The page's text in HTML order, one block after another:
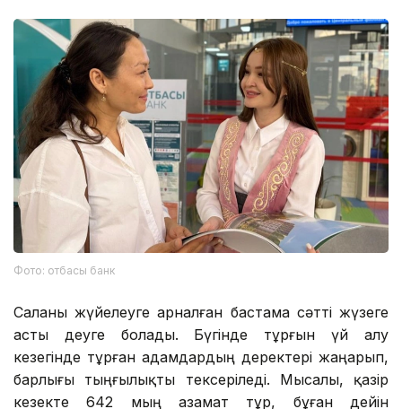
Фото: отбасы банк
Саланы жүйелеуге арналған бастама сәтті жүзеге
асты деуге болады. Бүгінде тұрғын үй алу
кезегінде тұрған адамдардың деректері жаңарып,
барлығы тыңғылықты тексеріледі. Мысалы, қазір
кезекте 642 мың азамат тұр, бұған дейін